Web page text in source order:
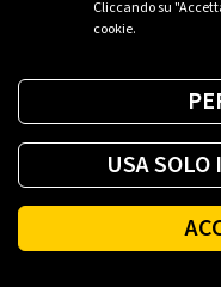
Cliccando su
cookie.
USA SOLO